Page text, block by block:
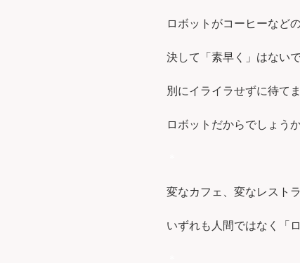
ロボットがコーヒーなど
決して「素早く」はないで
別にイライラせずに待て
ロボットだからでしょう
変なカフェ、変なレスト
いずれも人間ではなく「